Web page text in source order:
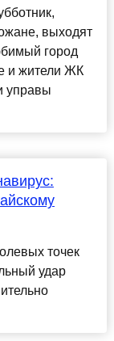
выходят
город
и жители ЖК
управы
точек
удар